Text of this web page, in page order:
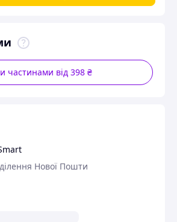
частинами від 398 ₴
Нової Пошти